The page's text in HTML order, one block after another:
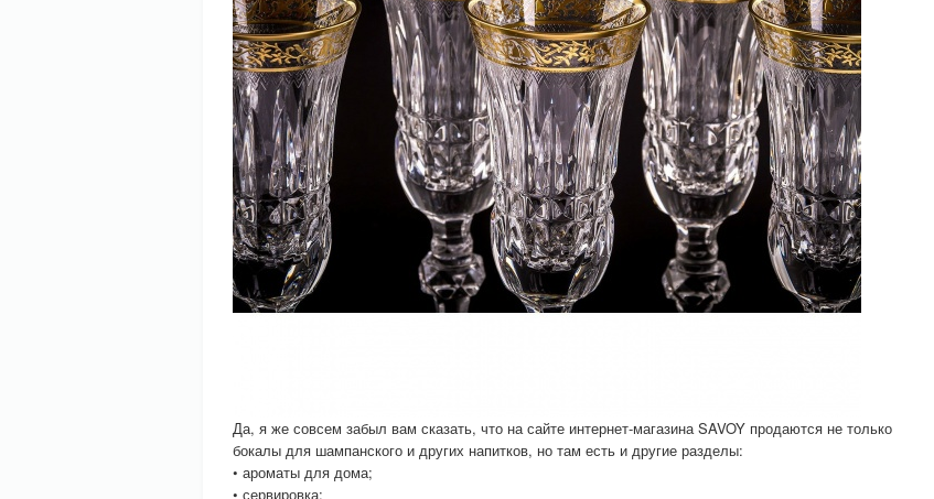
Да, я же совсем забыл вам сказать, что на сайте интернет-магазина SAVOY продаются не только
бокалы для шампанского и других напитков, но там есть и другие разделы:
• ароматы для дома;
• сервировка;